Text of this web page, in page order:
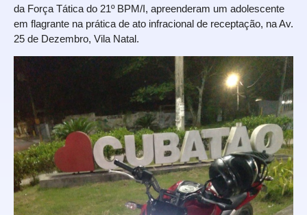
da Força Tática do 21º BPM/I, apreenderam um adolescente
em flagrante na prática de ato infracional de receptação, na Av.
25 de Dezembro, Vila Natal.